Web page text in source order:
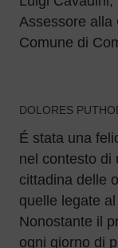
Assessore alla
Comune di
DOLORES
É stata una
nel contesto di
cittadina delle
quelle legate
Nonostante il
ogni giorno di